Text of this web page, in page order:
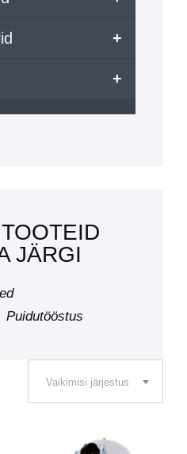
Vaikimisi järjestus
+
+
JÄRGI
Puidutööstus